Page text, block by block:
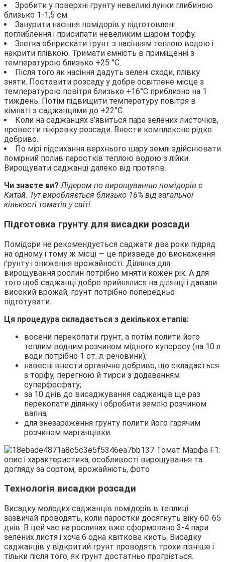
Зробити у поверхні грунту невеликі лунки глибиною
близько 1-1,5 см.
Занурити насіння помідорів у підготовлені
поглиблення і присипати невеликим шаром торфу.
Злегка обприскати грунт з насінням теплою водою і
накрити плівкою. Тримати ємність в приміщенні з
температурою близько +25 °С.
Після того як насіння дадуть зелені сходи, плівку
зняти. Поставити розсаду у добре освітлене місце з
температурою повітря близько +16°С приблизно на 1
тиждень. Потім підвищити температуру повітря в
кімнаті з саджанцями до +22°С.
Коли на саджанцях з’явиться пара зелених листочків,
провести пікіровку розсади. Внести комплексне рідке
добриво.
По мірі підсихання верхнього шару землі здійснювати
помірний полив паростків теплою водою з лійки.
Вирощувати саджанці далеко від протягів.
Чи знаєте ви?Лідером по вирощуванню помідорів є
Китай. Тут виробляється близько 16% від загальної
кількості томатів у світі.
Підготовка грунту для висадки розсади
Помідори не рекомендується саджати два роки підряд
на одному і тому ж місці — це призведе до виснаження
ґрунту і зниження врожайності. Ділянка для
вирощування рослин потрібно міняти кожен рік. А для
того щоб саджанці добре прийнялися на ділянці і давали
високий врожай, грунт потрібно попередньо
підготувати.
Ця процедура складається з декількох етапів:
восени перекопати грунт, а потім полити його
теплим водним розчином мідного купоросу (на 10 л
води потрібно 1 ст. л. речовини);
навесні внести органічне добриво, що складається
з торфу, перегною й тирси з додаванням
суперфосфату;
за 10 днів до висаджування саджанців ще раз
перекопати ділянку і обробити землю розчином
вапна;
для знезараження грунту полити його гарячим
розчином марганцівки.
Технологія висадки розсади
Висадку молодих саджанців помідорів в теплиці
зазвичай проводять, коли паростки досягнуть віку 60-65
днів. В цей час на рослинах вже сформовано 3-4 пари
зелених листя і хоча б одна квіткова кисть. Висадку
саджанців у відкритий грунт проводять трохи пізніше і
тільки після того, як грунт достатньо прогріється.